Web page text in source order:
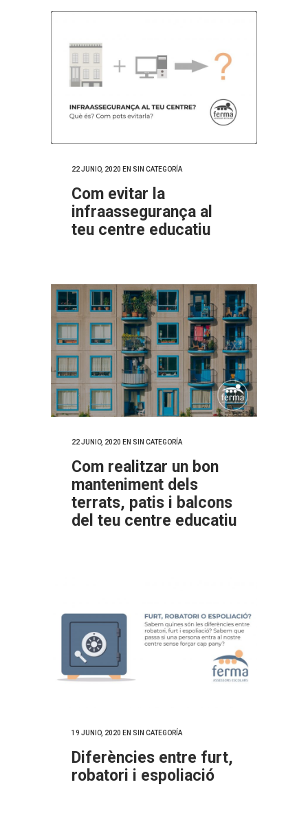
22 JUNIO, 2020 EN SIN CATEGORÍA
Com evitar la
infraassegurança al
teu centre educatiu
22 JUNIO, 2020 EN SIN CATEGORÍA
Com realitzar un bon
manteniment dels
terrats, patis i balcons
del teu centre educatiu
19 JUNIO, 2020 EN SIN CATEGORÍA
Diferències entre furt,
robatori i espoliació